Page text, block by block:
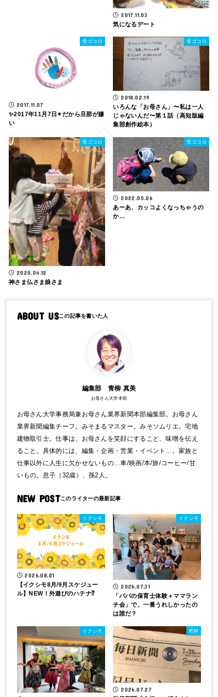
2017.11.03
気になるデート
母ゴコロ
2017.11.07
✨2017年11月7日✴だから旦那が嫌
い
母ゴコロ
2018.02.19
いろんな「お母さん」〜私は一人
じゃないんだ〜第１話（高知版編
集部創作絵本）
母ゴコロ
2020.04.12
神さま仏さま娘さま
母ゴコロ
2022.05.06
あーあ、カッコよくなっちゃうの
か…
ABOUT US
編集部 青柳 真美
お母さん大学本部
お母さん大学事務局兼お母さん業界新聞本部編集部。お母さん
業界新聞編集チーフ。みそまるマスター。みそソムリエ。宅地
建物取引士。仕事は、お母さんを笑顔にすること、味噌を伝え
ること。具体的には、編集・企画・営業・イベント…。家族と
仕事以外に人生に欠かせないもの…車/映画/本/旅/コーヒー/甘
いもの。息子（32歳）、孫2人。
NEW POST
イクシモ
2026.08.01
【イクシモ8月/9月スケジュー
ル】NEW！外遊びのハテナ⁉
イクシモ
2026.07.31
「パパの保育士体験＋ママラン
チ会」で、一番うれしかったの
は誰だ？
イクシモ 乾杯
2026.07.27